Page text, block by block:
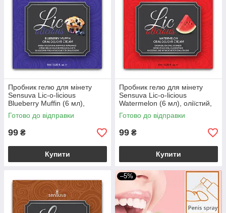
Пробник гелю для мінету
Sensuva Lic-o-licious
Blueberry Muffin (6 мл),
оліїстий, без цукру
Готово до відправки
99 ₴
Купити
Пробник гелю для мінету
Sensuva Lic-o-licious
Watermelon (6 мл), оліїстий,
без цукру
Готово до відправки
99 ₴
Купити
–5%